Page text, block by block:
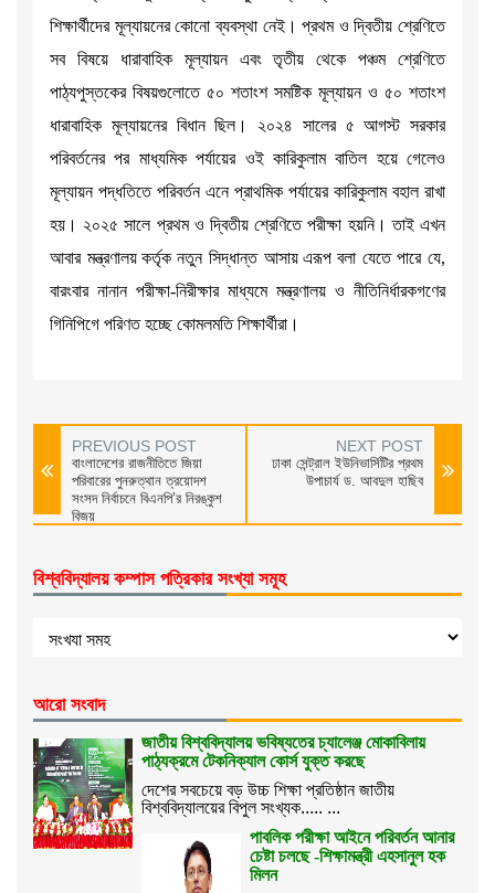
শিক্ষার্থীদের মূল্যায়নের কোনো ব্যবস্থা নেই। প্রথম ও দ্বিতীয় শ্রেণিতে
সব বিষয়ে ধারাবাহিক মূল্যায়ন এবং তৃতীয় থেকে পঞ্চম শ্রেণিতে
পাঠ্যপুস্তকের বিষয়গুলোতে ৫০ শতাংশ সমষ্টিক মূল্যায়ন ও ৫০ শতাংশ
ধারাবাহিক মূল্যায়নের বিধান ছিল। ২০২৪ সালের ৫ আগস্ট সরকার
পরিবর্তনের পর মাধ্যমিক পর্যায়ের ওই কারিকুলাম বাতিল হয়ে গেলেও
মূল্যায়ন পদ্ধতিতে পরিবর্তন এনে প্রাথমিক পর্যায়ের কারিকুলাম বহাল রাখা
হয়। ২০২৫ সালে প্রথম ও দ্বিতীয় শ্রেণিতে পরীক্ষা হয়নি। তাই এখন
আবার মন্ত্রণালয় কর্তৃক নতুন সিদ্ধান্ত আসায় এরূপ বলা যেতে পারে যে,
বারংবার নানান পরীক্ষা-নিরীক্ষার মাধ্যমে মন্ত্রণালয় ও নীতিনির্ধারকগণের
গিনিপিগে পরিণত হচ্ছে কোমলমতি শিক্ষার্থীরা।
PREVIOUS POST
বাংলাদেশের রাজনীতিতে জিয়া
পরিবারের পুনরুত্থান ত্রয়োদশ
সংসদ নির্বাচনে বিএনপি’র নিরঙ্কুশ
বিজয়
NEXT POST
ঢাকা সেন্ট্রাল ইউনিভার্সিটির প্রথম
উপাচার্য ড. আবদুল হাছিব
বিশ্ববিদ্যালয় কম্পাস পত্রিকার সংখ্যা সমূহ
আরো সংবাদ
জাতীয় বিশ্ববিদ্যালয় ভবিষ্যতের চ্যালেঞ্জ মোকাবিলায়
পাঠ্যক্রমে টেকনিক্যাল কোর্স যুক্ত করছে
দেশের সবচেয়ে বড় উচ্চ শিক্ষা প্রতিষ্ঠান জাতীয়
বিশ্ববিদ্যালয়ের বিপুল সংখ্যক..... ...
পাবলিক পরীক্ষা আইনে পরিবর্তন আনার
চেষ্টা চলছে -শিক্ষামন্ত্রী এহসানুল হক
মিলন